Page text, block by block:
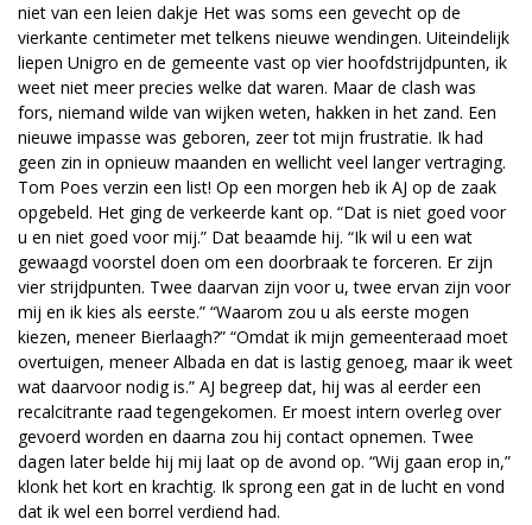
niet van een leien dakje Het was soms een gevecht op de
vierkante centimeter met telkens nieuwe wendingen. Uiteindelijk
liepen Unigro en de gemeente vast op vier hoofdstrijdpunten, ik
weet niet meer precies welke dat waren. Maar de clash was
fors, niemand wilde van wijken weten, hakken in het zand. Een
nieuwe impasse was geboren, zeer tot mijn frustratie. Ik had
geen zin in opnieuw maanden en wellicht veel langer vertraging.
Tom Poes verzin een list! Op een morgen heb ik AJ op de zaak
opgebeld. Het ging de verkeerde kant op. “Dat is niet goed voor
u en niet goed voor mij.” Dat beaamde hij. “Ik wil u een wat
gewaagd voorstel doen om een doorbraak te forceren. Er zijn
vier strijdpunten. Twee daarvan zijn voor u, twee ervan zijn voor
mij en ik kies als eerste.” “Waarom zou u als eerste mogen
kiezen, meneer Bierlaagh?” “Omdat ik mijn gemeenteraad moet
overtuigen, meneer Albada en dat is lastig genoeg, maar ik weet
wat daarvoor nodig is.” AJ begreep dat, hij was al eerder een
recalcitrante raad tegengekomen. Er moest intern overleg over
gevoerd worden en daarna zou hij contact opnemen. Twee
dagen later belde hij mij laat op de avond op. “Wij gaan erop in,”
klonk het kort en krachtig. Ik sprong een gat in de lucht en vond
dat ik wel een borrel verdiend had.